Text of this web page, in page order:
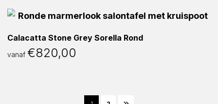
Calacatta Stone Grey Sorella Rond
vanaf €820,00